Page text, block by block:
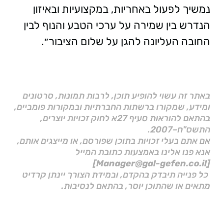
נמשיך לפעול באחריות, במקצועיות ובאיזון
הנדרש בין שמירה על ערכי הטבע והנוף לבין
החובה העליונה להגן על שלום הציבור״.
באתר זה עשוי להופיע תוכן, לרבות תמונות, סרטונים
ומידע, שמקורו ברשתות החברתיות ובמקורות פומביים,
בהתאם להוראות סעיף 27א לחוק זכויות יוצרים,
התשס"ח–2007.
אם אתם בעלי זכויות בתוכן שפורסם, או מייצגים אותם,
אנא פנו אלינו באמצעות כתובת המייל
[Manager@gal-gefen.co.il]
כל פנייה תיבדק בהקדם, ובמידת הצורך יינתן קרדיט
מתאים או שהתוכן יוסר, בהתאם לנסיבות.